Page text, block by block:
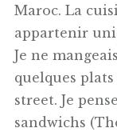
Maroc. La
appartenir
Je ne
quelques
street. Je
sandwichs